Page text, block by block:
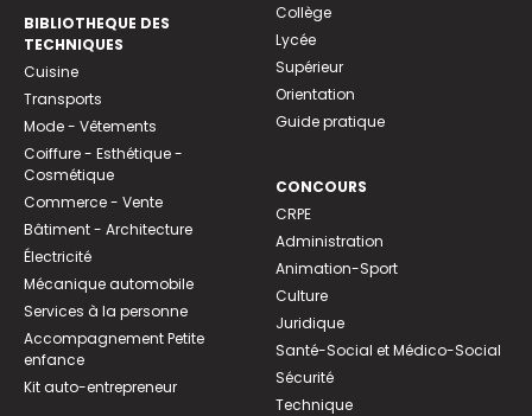
BIBLIOTHEQUE DES
TECHNIQUES
Cuisine
Transports
Mode - Vêtements
Coiffure - Esthétique -
Cosmétique
Commerce - Vente
Bâtiment - Architecture
Électricité
Mécanique automobile
Services à la personne
Accompagnement Petite
enfance
Kit auto-entrepreneur
Collège
Lycée
Supérieur
Orientation
Guide pratique
CONCOURS
CRPE
Administration
Animation-Sport
Culture
Juridique
Santé-Social et Médico-Social
Sécurité
Technique